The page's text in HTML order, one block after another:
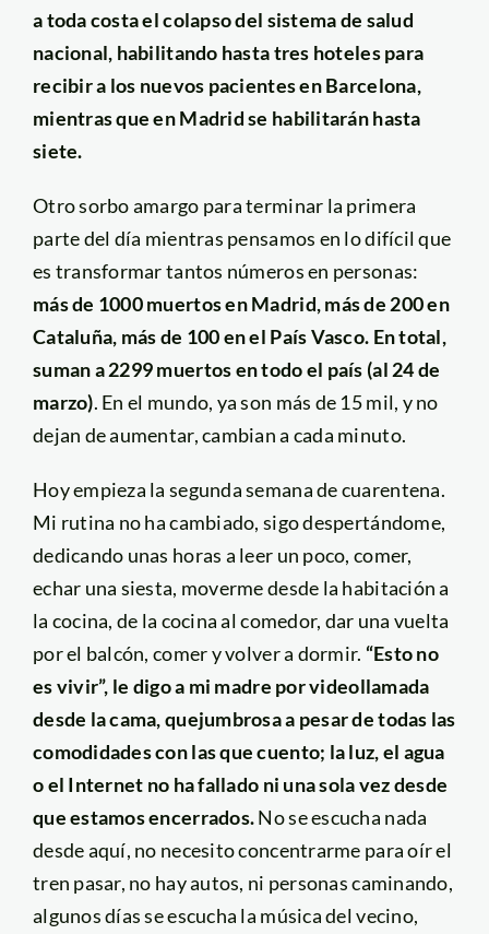
a toda costa el colapso del sistema de salud
nacional, habilitando hasta tres hoteles para
recibir a los nuevos pacientes en Barcelona,
mientras que en Madrid se habilitarán hasta
siete.
Otro sorbo amargo para terminar la primera
parte del día mientras pensamos en lo difícil que
es transformar tantos números en personas:
más de 1000 muertos en Madrid, más de 200 en
Cataluña, más de 100 en el País Vasco. En total,
suman a 2299 muertos en todo el país (al 24 de
marzo). En el mundo, ya son más de 15 mil, y no
dejan de aumentar, cambian a cada minuto.
Hoy empieza la segunda semana de cuarentena.
Mi rutina no ha cambiado, sigo despertándome,
dedicando unas horas a leer un poco, comer,
echar una siesta, moverme desde la habitación a
la cocina, de la cocina al comedor, dar una vuelta
por el balcón, comer y volver a dormir. “Esto no
es vivir”, le digo a mi madre por videollamada
desde la cama, quejumbrosa a pesar de todas las
comodidades con las que cuento; la luz, el agua
o el Internet no ha fallado ni una sola vez desde
que estamos encerrados.No se escucha nada
desde aquí, no necesito concentrarme para oír el
tren pasar, no hay autos, ni personas caminando,
algunos días se escucha la música del vecino,